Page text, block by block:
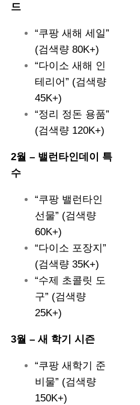
드
“쿠팡 새해 세일”
(검색량 80K+)
“다이소 새해 인
테리어” (검색량
45K+)
“정리 정돈 용품”
(검색량 120K+)
2월 – 밸런타인데이 특
수
“쿠팡 밸런타인
선물” (검색량
60K+)
“다이소 포장지”
(검색량 35K+)
“수제 초콜릿 도
구” (검색량
25K+)
3월 – 새 학기 시즌
“쿠팡 새학기 준
비물” (검색량
150K+)